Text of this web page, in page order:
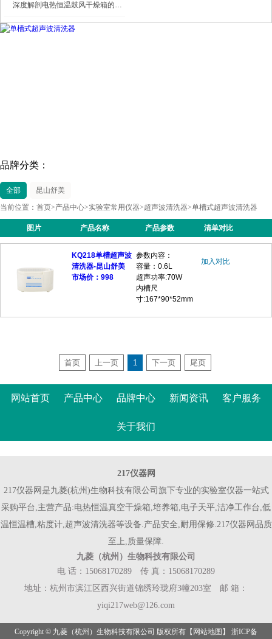
深度解剖电热恒温鼓风干燥箱的内部结构
品牌分类：
全部
昆山舒美
当前位置： 首页>产品中心>实验室常用仪器>超声波清洗器>单槽式超声波清洗器
图片 产品名称 产品参数 清单对比
KQ218单槽超声波
清洗器-昆山舒美
市场价：998
参数内容：
容量：0.6L
超声功率:70W
内槽尺
寸:167*90*52mm
加入对比
首页 上一页 1 下一页 尾页
网站首页 产品中心 品牌中心 新闻资讯 客户服务
关于我们
217仪器网
217仪器网是九菱(杭州)生物科技有限公司旗下专业的实验室仪器一站式
采购平台,主营产品:电热恒温真空干燥箱,培养箱,电子天平,洁净工作台,低
温恒温槽,粘度计,超声波清洗器等设备.产品安全,耐用保修.217仪器网品质
至上,质量保障.
九菱（杭州）生物科技有限公司
电 话：15068170289 传 真：15068170289
地址：杭州市滨江区西兴街道锦绣玲珑府3幢203室 邮 箱：
yiqi217web@126.com
Copyright © 九菱（杭州）生物科技有限公司 版权所有【 网站地图 】 浙ICP备